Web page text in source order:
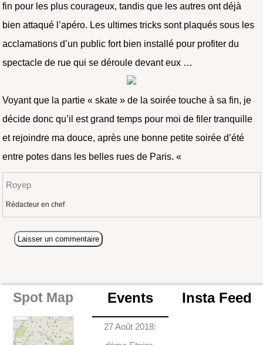
fin pour les plus courageux, tandis que les autres ont déjà
bien attaqué l’apéro. Les ultimes tricks sont plaqués sous les
acclamations d’un public fort bien installé pour profiter du
spectacle de rue qui se déroule devant eux …
Voyant que la partie « skate » de la soirée touche à sa fin, je
décide donc qu’il est grand temps pour moi de filer tranquille
et rejoindre ma douce, après une bonne petite soirée d’été
entre potes dans les belles rues de Paris. «
Royep
Rédacteur en chef
Spot Map Events
27 Août 2018:
Insta Feed